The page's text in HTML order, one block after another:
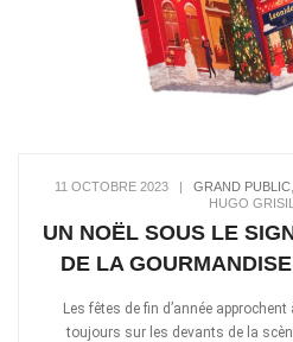
11 OCTOBRE 2023 | GRAND PUBLIC
HUGO
UN NOËL SOUS LE
DE LA
Les fêtes de fin d’année
toujours sur les devants de la